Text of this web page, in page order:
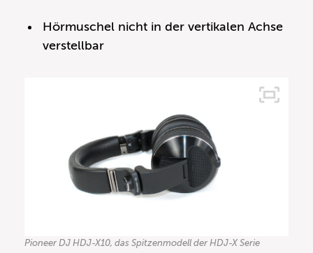
Hörmuschel nicht in der vertikalen Achse
verstellbar
Pioneer DJ HDJ-X10, das Spitzenmodell der HDJ-X Serie